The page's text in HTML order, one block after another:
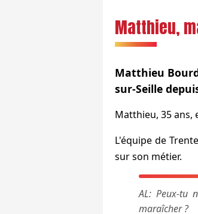
Matthieu,
Matthieu
sur-Seille
Matthieu, 35 ans,
L'équipe de
sur son métier.
AL: Peux-tu
maraîcher ?